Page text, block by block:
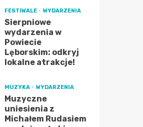
FESTIWALE WYDARZENIA
Sierpniowe
wydarzenia w
Powiecie
Lęborskim: odkryj
lokalne atrakcje!
MUZYKA WYDARZENIA
Muzyczne
uniesienia z
Michałem Rudasiem